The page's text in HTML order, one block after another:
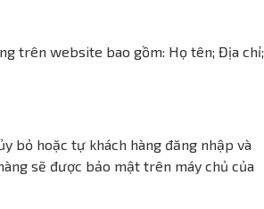
trên website bao gồm: Họ tên; Địa chỉ;
bỏ hoặc tự khách hàng đăng nhập và
sẽ được bảo mật trên máy chủ của